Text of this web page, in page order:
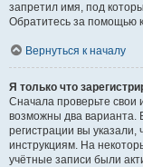
запретил имя, под
Обратитесь за помощью
Вернуться к началу
Я только что
Сначала проверьте свои
возможны два варианта.
регистрации вы
инструкциям. На
учётные записи были